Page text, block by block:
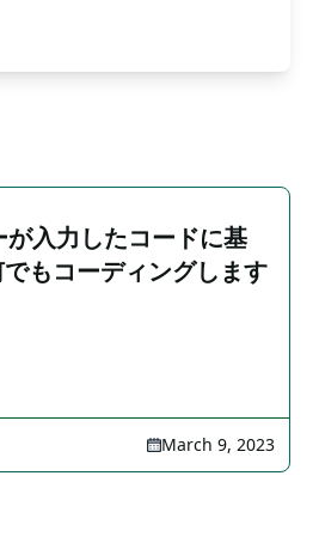
入力したコードに基
もコーディングします
March 9, 2023